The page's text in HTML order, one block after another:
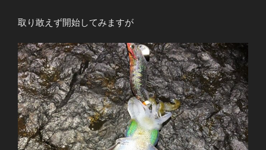
取り敢えず開始してみますが